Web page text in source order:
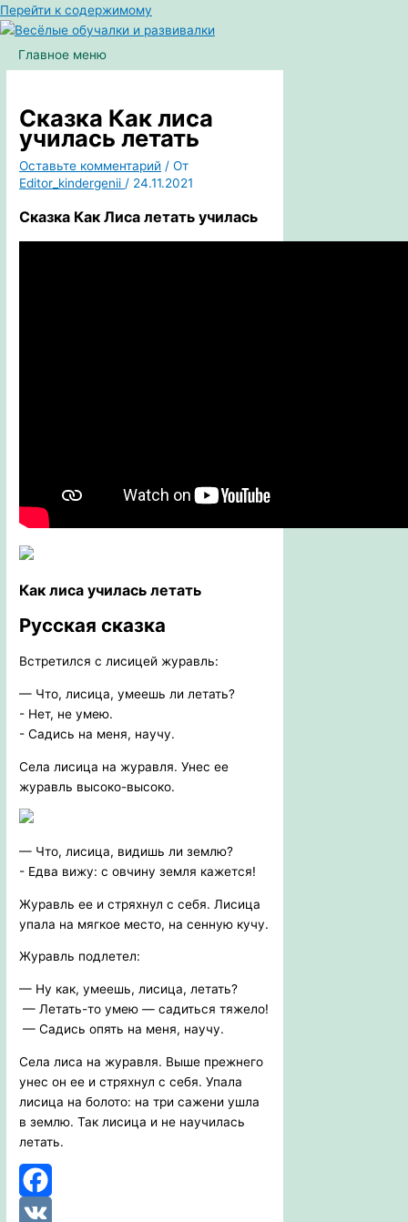
Перейти к содержимому
Главное меню
Сказка Как лиса
училась летать
Оставьте комментарий / От
Editor_kindergenii / 24.11.2021
Сказка Как Лиса летать училась
Как лиса училась летать
Русская сказка
Встретился с лисицей журавль:
— Что, лисица, умеешь ли летать?
- Нет, не умею.
- Садись на меня, научу.
Села лисица на журавля. Унес ее
журавль высоко-высоко.
— Что, лисица, видишь ли землю?
- Едва вижу: с овчину земля кажется!
Журавль ее и стряхнул с себя. Лисица
упала на мягкое место, на сенную кучу.
Журавль подлетел:
— Ну как, умеешь, лисица, летать?
— Летать-то умею — садиться тяжело!
— Садись опять на меня, научу.
Села лиса на журавля. Выше прежнего
унес он ее и стряхнул с себя. Упала
лисица на болото: на три сажени ушла
в землю. Так лисица и не научилась
летать.
Facebook